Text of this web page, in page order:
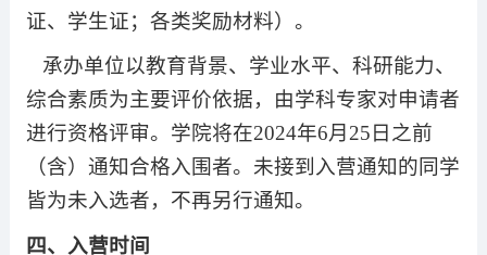
证、 学生证；各类奖励材料）。
承办单位以教育背景、学业水平、科研能力、
综合素质为主要评价依据，由学科专家对申请者
进行资格评审。学院将在2024年6月 25 日之前
（含）通知合格入围者。未接到入营通知的同学
皆为未入选者，不再另行通知。
四、入营时间